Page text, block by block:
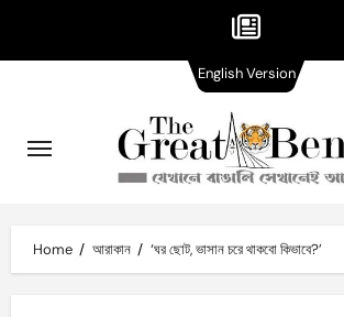
content
Home আরাকান ‘ঘর ছোট, ভাসান চরে থাকবো কিভাবে?’
English VersionVersion